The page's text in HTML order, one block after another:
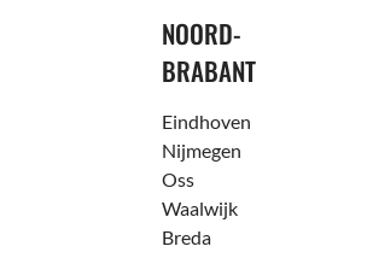
NOORD-
BRABANT
Eindhoven
Nijmegen
Oss
Waalwijk
Breda